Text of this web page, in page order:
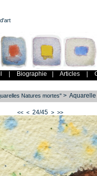
Biographie Articles
Natures mortes" > Aquarelle
<< <24/45 > >>